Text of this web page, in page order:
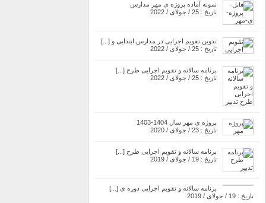
نمونه آماده پروژه ی مهر مدارس
تاریخ : 25 / جولای / 2022
تدوین تقویم اجرایی در مدارس ابتدایی و [...]
تاریخ : 25 / جولای / 2022
برنامه سالانه و تقویم اجرایی طرح [...]
تاریخ : 25 / جولای / 2022
پروژه ی مهر سال 1404-1403
تاریخ : 23 / جولای / 2020
برنامه سالانه و تقویم اجرایی طرح [...]
تاریخ : 19 / جولای / 2019
برنامه سالانه و تقویم اجرایی دوره ی [...]
تاریخ : 19 / جولای / 2019